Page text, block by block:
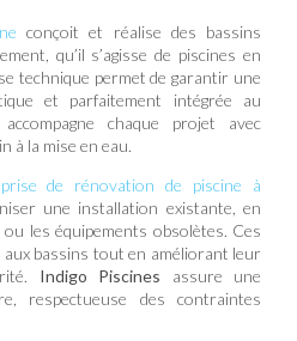
conçoit et réalise des bassins
qu’il s’agisse de piscines en
technique permet de garantir une
et parfaitement intégrée au
accompagne chaque projet avec
à la mise en eau.
de rénovation de piscine à
une installation existante, en
les équipements obsolètes. Ces
bassins tout en améliorant leur
Indigo Piscines assure une
respectueuse des contraintes